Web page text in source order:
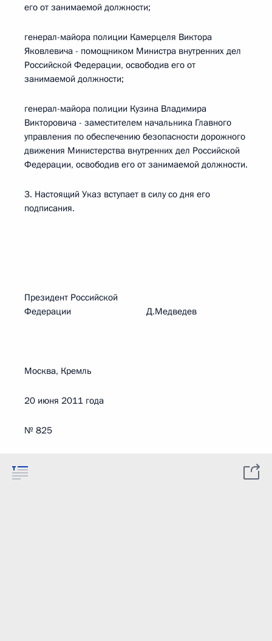
его от занимаемой должности;
генерал-майора полиции Камерцеля Виктора
Яковлевича - помощником Министра внутренних дел
Российской Федерации, освободив его от
занимаемой должности;
генерал-майора полиции Кузина Владимира
Викторовича - заместителем начальника Главного
управления по обеспечению безопасности дорожного
движения Министерства внутренних дел Российской
Федерации, освободив его от занимаемой должности.
3. Настоящий Указ вступает в силу со дня его
подписания.
Президент Российской
Федерации Д.Медведев
Москва, Кремль
20 июня 2011 года
№ 825